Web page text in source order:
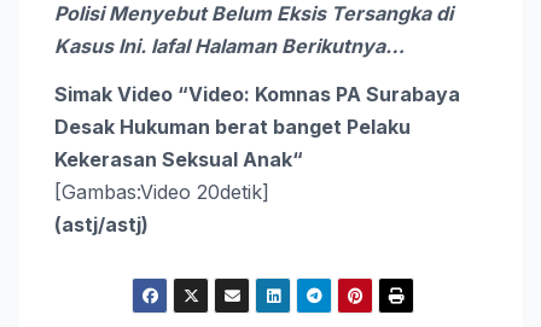
Polisi Menyebut Belum Eksis Tersangka di
Kasus Ini. lafal Halaman Berikutnya…
Simak Video “Video: Komnas PA Surabaya
Desak Hukuman berat banget Pelaku
Kekerasan Seksual Anak“
[Gambas:Video 20detik]
(astj/astj)